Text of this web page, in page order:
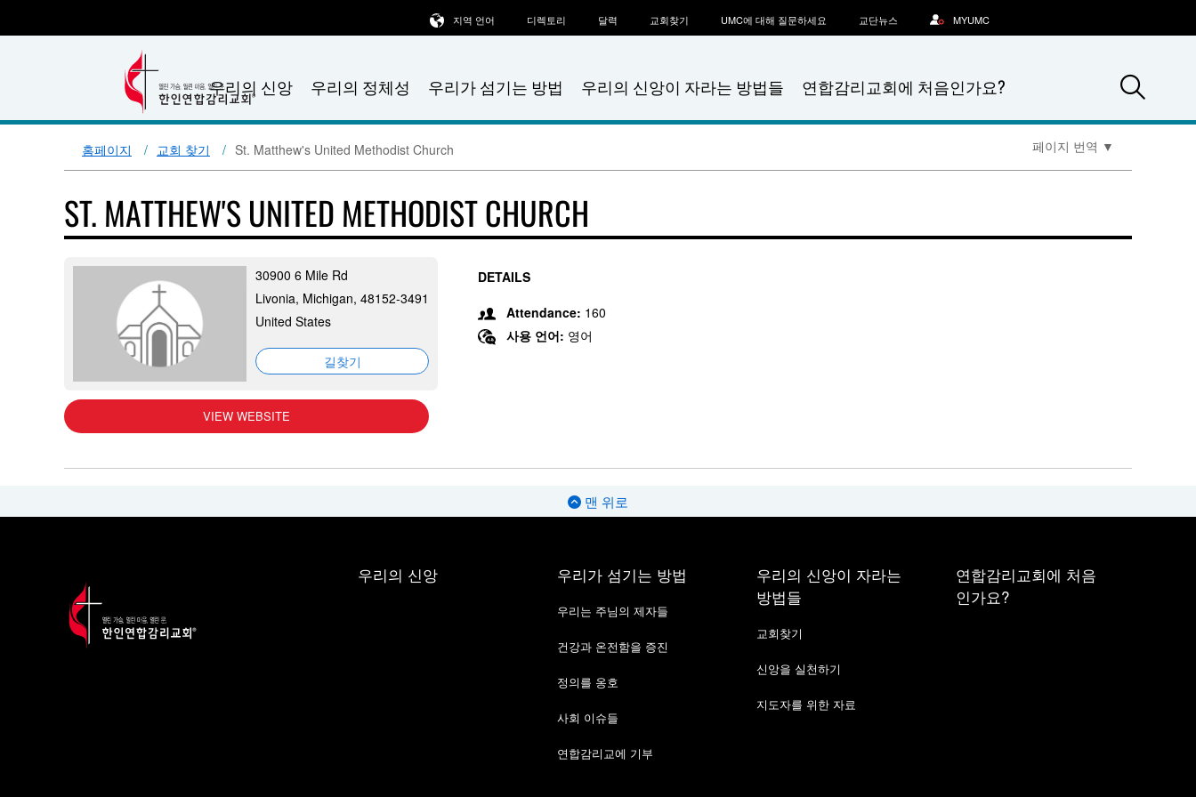
우리의 신앙 우리의 정체성 우리가 섬기는 방법 우리의 신앙이 자라는 방법들 연합감리교회에 처음인가요?
지역 언어 디렉토리 달력 교회찾기 UMC에 대해 질문하세요 교단뉴스 MYUMC
홈페이지 교회 찾기 St. Matthew's United Methodist Church 페이지 번역 ▼
ST. MATTHEW'S UNITED METHODIST CHURCH
30900 6 Mile Rd
Livonia, Michigan, 48152-3491
United States
길찾기
VIEW WEBSITE
DETAILS
Attendance: 160
사용 언어: 영어
맨 위로
우리의 신앙 우리가 섬기는 방법
우리는 주님의 제자들
건강과 온전함을 증진
정의를 옹호
사회 이슈들
연합감리교에 기부
우리의 신앙이 자라는
방법들
교회찾기
신앙을 실천하기
지도자를 위한 자료
연합감리교회에 처음
인가요?